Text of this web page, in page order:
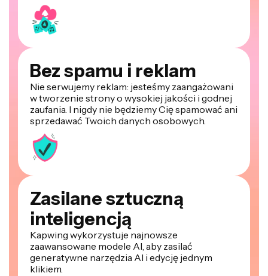
Bez spamu i reklam
Nie serwujemy reklam: jesteśmy zaangażowani
w tworzenie strony o wysokiej jakości i godnej
zaufania. I nigdy nie będziemy Cię spamować ani
sprzedawać Twoich danych osobowych.
Zasilane sztuczną
inteligencją
Kapwing wykorzystuje najnowsze
zaawansowane modele AI, aby zasilać
generatywne narzędzia AI i edycję jednym
klikiem.